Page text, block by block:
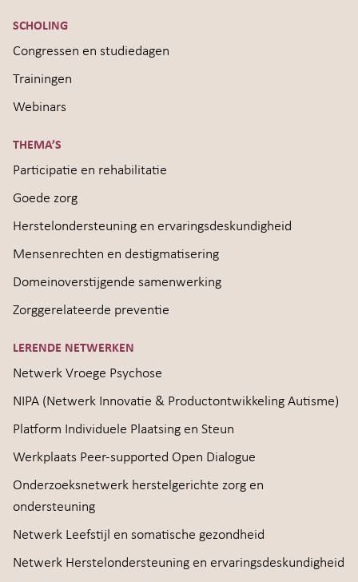
SCHOLING
Congressen en studiedagen
Trainingen
Webinars
THEMA’S
Participatie en rehabilitatie
Goede zorg
Herstelondersteuning en ervaringsdeskundigheid
Mensenrechten en destigmatisering
Domeinoverstijgende samenwerking
Zorggerelateerde preventie
LERENDE NETWERKEN
Netwerk Vroege Psychose
NIPA (Netwerk Innovatie & Productontwikkeling Autisme)
Platform Individuele Plaatsing en Steun
Werkplaats Peer-supported Open Dialogue
Onderzoeksnetwerk herstelgerichte zorg en
ondersteuning
Netwerk Leefstijl en somatische gezondheid
Netwerk Herstelondersteuning en ervaringsdeskundigheid